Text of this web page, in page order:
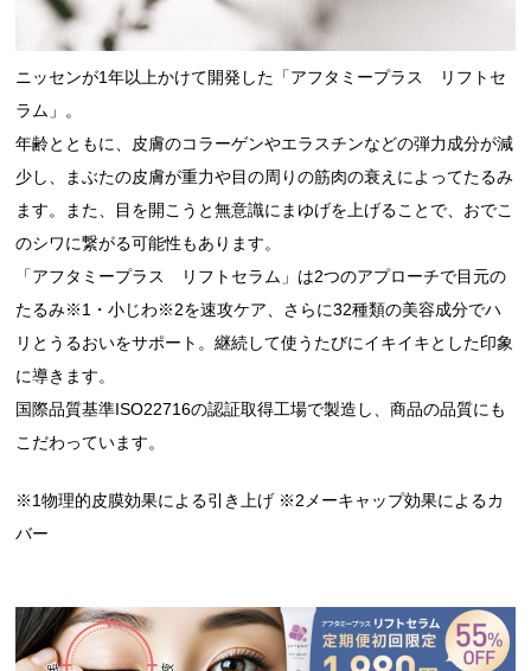
ニッセンが1年以上かけて開発した「アフタミープラス リフトセ
ラム」。
年齢とともに、皮膚のコラーゲンやエラスチンなどの弾力成分が減
少し、まぶたの皮膚が重力や目の周りの筋肉の衰えによってたるみ
ます。また、目を開こうと無意識にまゆげを上げることで、おでこ
のシワに繋がる可能性もあります。
「アフタミープラス リフトセラム」は2つのアプローチで目元の
たるみ※1・小じわ※2を速攻ケア、さらに32種類の美容成分でハ
リとうるおいをサポート。継続して使うたびにイキイキとした印象
に導きます。
国際品質基準ISO22716の認証取得工場で製造し、商品の品質にも
こだわっています。
※1物理的皮膜効果による引き上げ ※2メーキャップ効果によるカ
バー